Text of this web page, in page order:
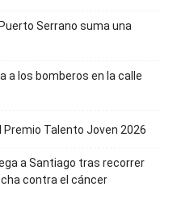
Serrano suma una
a los bomberos en la calle
Premio Talento Joven 2026
a Santiago tras recorrer
contra el cáncer